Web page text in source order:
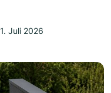
Juli 2026